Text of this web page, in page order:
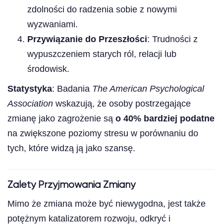
zdolności do radzenia sobie z nowymi
wyzwaniami.
Przywiązanie do Przeszłości: Trudności z
wypuszczeniem starych ról, relacji lub
środowisk.
Statystyka: Badania The American Psychological
Association wskazują, że osoby postrzegające
zmianę jako zagrożenie są o 40% bardziej podatne
na zwiększone poziomy stresu w porównaniu do
tych, które widzą ją jako szansę.
Zalety Przyjmowania Zmiany
Mimo że zmiana może być niewygodna, jest także
potężnym katalizatorem rozwoju, odkryć i